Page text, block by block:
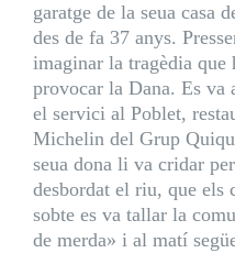
garatge de la seua casa
des de fa 37 anys.
imaginar la tragèdia que
provocar la Dana. Es va
el servici al Poblet,
Michelin del Grup
seua dona li va cridar
desbordat el riu, que els
sobte es va tallar la
de merda» i al matí